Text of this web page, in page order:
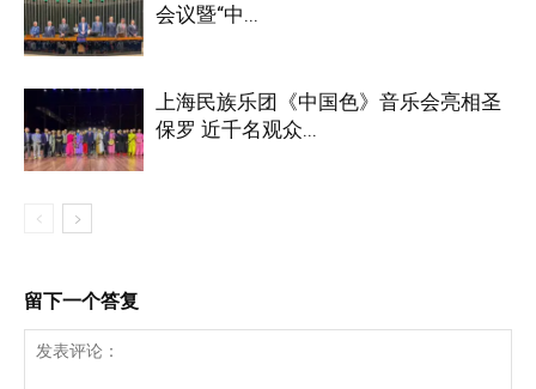
会议暨“中...
上海民族乐团《中国色》音乐会亮相圣
保罗 近千名观众...
留下一个答复